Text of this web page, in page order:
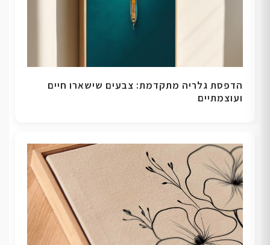
הדפסת גלריה מתקדמת: צבעים שישארו חיים
ועוצמתיים